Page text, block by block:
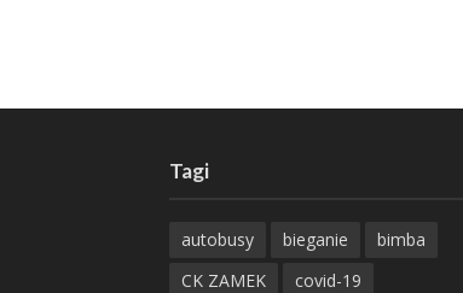
Tagi
autobusy bieganie
bimba
CK ZAMEK
covid-19